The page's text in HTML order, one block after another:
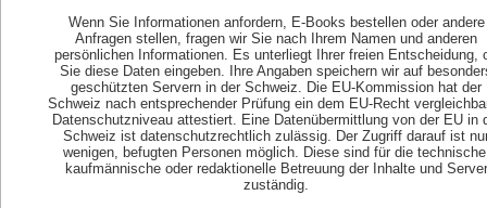
Wenn Sie Informationen anfordern, E-Books bestellen oder andere
Anfragen stellen, fragen wir Sie nach Ihrem Namen und anderen
persönlichen Informationen. Es unterliegt Ihrer freien Entscheidung,
Sie diese Daten eingeben. Ihre Angaben speichern wir auf
geschützten Servern in der Schweiz. Die EU-Kommission hat der
Schweiz nach entsprechender Prüfung ein dem EU-Recht
Datenschutzniveau attestiert. Eine Datenübermittlung von der EU in
Schweiz ist datenschutzrechtlich zulässig. Der Zugriff darauf ist
wenigen, befugten Personen möglich. Diese sind für die
kaufmännische oder redaktionelle Betreuung der Inhalte und Server
zuständig.